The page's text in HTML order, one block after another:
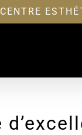
CENTRE